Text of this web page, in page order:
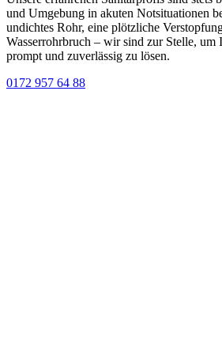
und Umgebung in akuten Notsituationen
undichtes Rohr, eine plötzliche
Wasserrohrbruch – wir sind zur Stelle, um
prompt und zuverlässig zu lösen.
0172 957 64 88